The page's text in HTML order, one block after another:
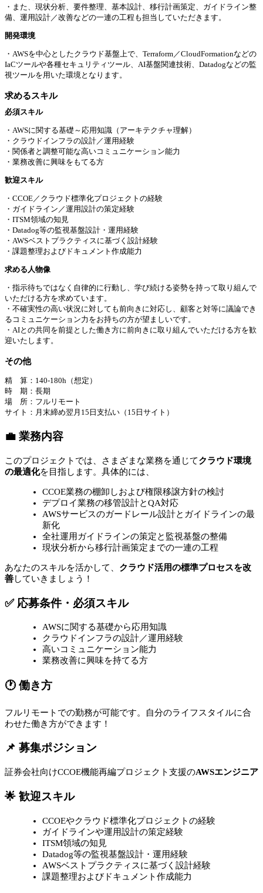
・また、現状分析、要件整理、基本設計、移行計画策定、ガイドライン整
備、運用設計／改善などの一連の工程も担当していただきます。
開発環境
・AWSを中心としたクラウド基盤上で、Terraform／CloudFormationなどの
IaCツールや各種セキュリティツール、AI基盤関連技術、Datadogなどの監
視ツールを用いた環境となります。
求めるスキル
必須スキル
・AWSに関する基礎～応用知識（アーキテクチャ理解）
・クラウドインフラの設計／運用経験
・関係者と調整可能な高いコミュニケーション能力
・業務改善に興味をもてる方
歓迎スキル
・CCOE／クラウド標準化プロジェクトの経験
・ガイドライン／運用設計の策定経験
・ITSM領域の知見
・Datadog等の監視基盤設計・運用経験
・AWSベストプラクティスに基づく設計経験
・課題整理およびドキュメント作成能力
求める⼈物像
・指示待ちではなく自律的に行動し、学び続ける姿勢を持って取り組んで
いただける方を求めています。
・不確実性の高い状況に対しても前向きに対応し、顧客と対等に議論でき
るコミュニケーション力をお持ちの方が望ましいです。
・AIとの共同を前提とした働き方に前向きに取り組んでいただける方を歓
迎いたします。
その他
精 算：140-180h（想定）
時 期：長期
場 所：フルリモート
サイト：月末締め翌月15日支払い（15日サイト）
💼 業務内容
このプロジェクトでは、さまざまな業務を通じてクラウド環境
の最適化を目指します。具体的には、
CCOE業務の棚卸しおよび権限移譲方針の検討
デプロイ業務の移管設計とQA対応
AWSサービスのガードレール設計とガイドラインの最
新化
全社運用ガイドラインの策定と監視基盤の整備
現状分析から移行計画策定までの一連の工程
あなたのスキルを活かして、 クラウド活用の標準プロセスを改
善していきましょう！
✅ 応募条件・必須スキル
AWSに関する基礎から応用知識
クラウドインフラの設計／運用経験
高いコミュニケーション能力
業務改善に興味を持てる方
🕐 働き方
フルリモートでの勤務が可能です。自分のライフスタイルに合
わせた働き方ができます！
📌 募集ポジション
証券会社向けCCOE機能再編プロジェクト支援のAWSエンジニア
🌟 歓迎スキル
CCOEやクラウド標準化プロジェクトの経験
ガイドラインや運用設計の策定経験
ITSM領域の知見
Datadog等の監視基盤設計・運用経験
AWSベストプラクティスに基づく設計経験
課題整理およびドキュメント作成能力